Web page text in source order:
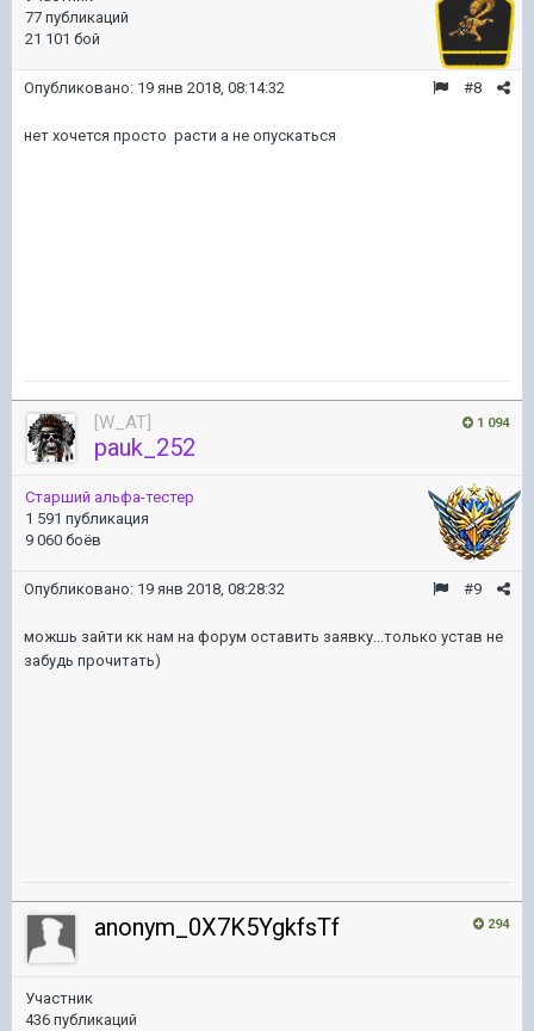
77 публикаций
21 101 бой
#8
Опубликовано: 19 янв 2018, 08:14:32
нет хочется просто расти а не опускаться
1 094
[W_AT]
pauk_252
Старший альфа-тестер
1 591 публикация
9 060 боёв
#9
Опубликовано: 19 янв 2018, 08:28:32
можшь зайти кк нам на форум оставить заявку...только устав не
забудь прочитать)
294
anonym_0X7K5YgkfsTf
Участник
436 публикаций